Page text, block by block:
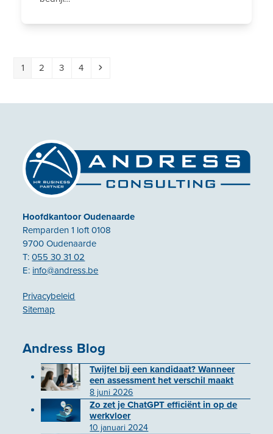
Page
1 Page
2 Page
3 Page
4 Next
Hoofdkantoor Oudenaarde
Remparden 1 loft 0108
9700 Oudenaarde
T:055 30 31 02
E: info@andress.be
Privacybeleid
Sitemap
Andress Blog
Twijfel bij een kandidaat? Wanneer
een assessment het verschil maakt
8 juni 2026
Zo zet je ChatGPT efficiënt in op de
werkvloer
10 januari 2024